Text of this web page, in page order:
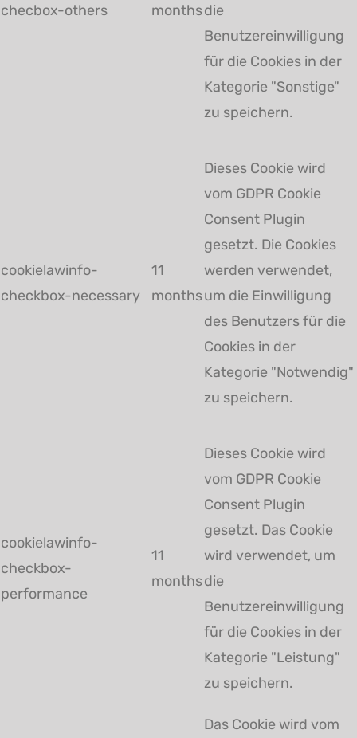
checbox-others
monthsdie
Benutzereinwilligung
für die Cookies in der
Kategorie "Sonstige"
zu speichern.
cookielawinfo-
checkbox-necessary
11
months
Dieses Cookie wird
vom GDPR Cookie
Consent Plugin
gesetzt. Die Cookies
werden verwendet,
um die Einwilligung
des Benutzers für die
Cookies in der
Kategorie "Notwendig"
zu speichern.
cookielawinfo-
checkbox-
performance
11
months
Dieses Cookie wird
vom GDPR Cookie
Consent Plugin
gesetzt. Das Cookie
wird verwendet, um
die
Benutzereinwilligung
für die Cookies in der
Kategorie "Leistung"
zu speichern.
Das Cookie wird vom